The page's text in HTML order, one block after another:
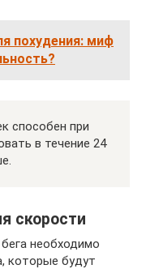
похудения: миф
способен при
в течение 24
скорости
необходимо
которые будут